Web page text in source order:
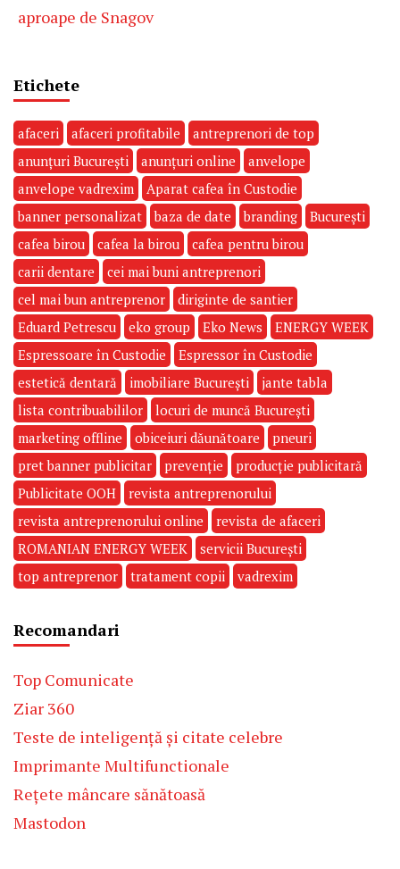
aproape de Snagov
Etichete
afaceri afaceri profitabile
antreprenori de top
anunțuri București
anunțuri online
anvelope
anvelope vadrexim
Aparat cafea în Custodie
banner personalizat
baza de date branding
București
cafea birou
cafea la birou
cafea pentru birou
carii dentare
cei mai buni antreprenori
cel mai bun antreprenor
diriginte de santier
Eduard Petrescu
eko group Eko News
ENERGY WEEK
Espressoare în Custodie
Espressor în Custodie
estetică dentară
imobiliare București
jante tabla
lista contribuabililor
locuri de muncă București
marketing offline
obiceiuri dăunătoare
pneuri
pret banner publicitar
prevenție
producție publicitară
Publicitate OOH
revista antreprenorului
revista antreprenorului online
revista de afaceri
ROMANIAN ENERGY WEEK
servicii București
top antreprenor
tratament copii vadrexim
Recomandari
Top Comunicate
Ziar 360
Teste de inteligență și citate celebre
Imprimante Multifunctionale
Rețete mâncare sănătoasă
Mastodon